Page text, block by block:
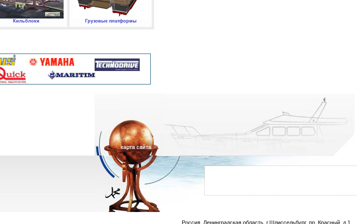
Кильблоки Грузовые платформы
Россия, Ленинградская область, г.Шлиссельбург, пр. Красный, д.1